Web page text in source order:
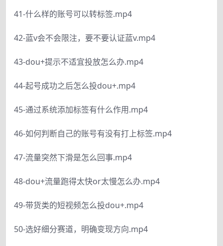
41-什么样的账号可以转标签.mp4
42-蓝v会不会限注，要不要认证蓝v.mp4
43-dou+提示不适宜投放怎么办.mp4
44-起号成功之后怎么投dou+.mp4
45-通过系统添加标签有什么作用.mp4
46-如何判断自己的账号有没有打上标签.mp4
47-流量突然下滑是怎么回事.mp4
48-dou+流量跑得太快or太慢怎么办.mp4
49-带货类的短视频怎么投dou+.mp4
50-选好细分赛道，明确变现方向.mp4